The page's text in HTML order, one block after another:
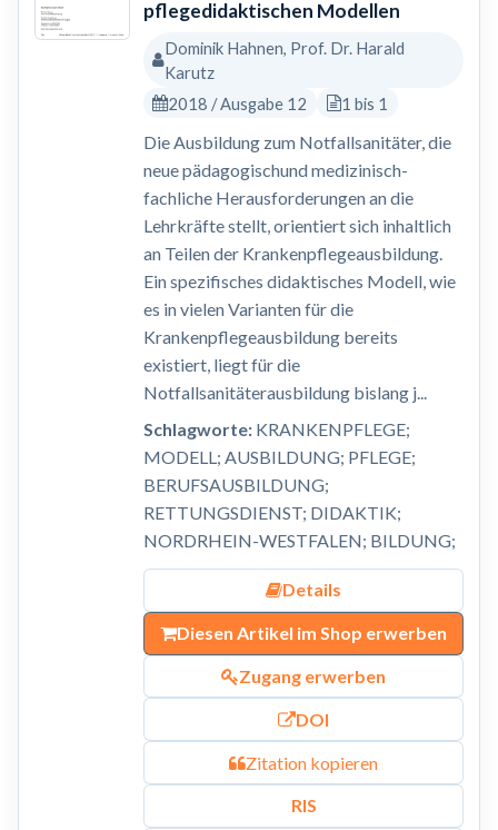
pflegedidaktischen Modellen
Dominik Hahnen, Prof. Dr. Harald
Karutz
2018 / Ausgabe 12
1 bis 1
Die Ausbildung zum Notfallsanitäter, die
neue pädagogischund medizinisch-
fachliche Herausforderungen an die
Lehrkräfte stellt, orientiert sich inhaltlich
an Teilen der Krankenpflegeausbildung.
Ein spezifisches didaktisches Modell, wie
es in vielen Varianten für die
Krankenpflegeausbildung bereits
existiert, liegt für die
Notfallsanitäterausbildung bislang j...
Schlagworte:KRANKENPFLEGE;
MODELL; AUSBILDUNG; PFLEGE;
BERUFSAUSBILDUNG;
RETTUNGSDIENST; DIDAKTIK;
NORDRHEIN-WESTFALEN; BILDUNG;
Details
Diesen Artikel im Shop erwerben
Zugang erwerben
DOI
Zitation kopieren
RIS